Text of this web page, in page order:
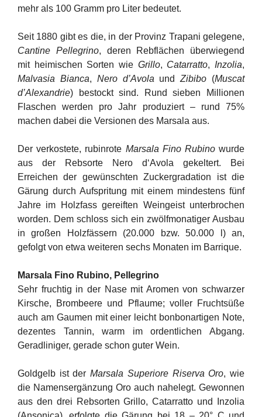
mehr als 100 Gramm pro Liter bedeutet.
Seit 1880 gibt es die, in der Provinz Trapani gelegene,
Cantine Pellegrino, deren Rebflächen überwiegend
mit heimischen Sorten wie Grillo, Catarratto, Inzolia,
Malvasia Bianca, Nero d’Avola undZibibo (Muscat
d’Alexandrie) bestockt sind. Rund sieben Millionen
Flaschen werden pro Jahr produziert – rund 75%
machen dabei die Versionen des Marsala aus.
Der verkostete, rubinrote Marsala Fino Rubinowurde
aus der Rebsorte Nero d‘Avola gekeltert. Bei
Erreichen der gewünschten Zuckergradation ist die
Gärung durch Aufspritung mit einem mindestens fünf
Jahre im Holzfass gereiften Weingeist unterbrochen
worden. Dem schloss sich ein zwölfmonatiger Ausbau
in großen Holzfässern (20.000 bzw. 50.000 l) an,
gefolgt von etwa weiteren sechs Monaten im Barrique.
Marsala Fino Rubino, Pellegrino
Sehr fruchtig in der Nase mit Aromen von schwarzer
Kirsche, Brombeere und Pflaume; voller Fruchtsüße
auch am Gaumen mit einer leicht bonbonartigen Note,
dezentes Tannin, warm im ordentlichen Abgang.
Geradliniger, gerade schon guter Wein.
Goldgelb ist derMarsala Superiore Riserva Oro, wie
die Namensergänzung Oro auch nahelegt. Gewonnen
aus den drei Rebsorten Grillo, Catarratto und Inzolia